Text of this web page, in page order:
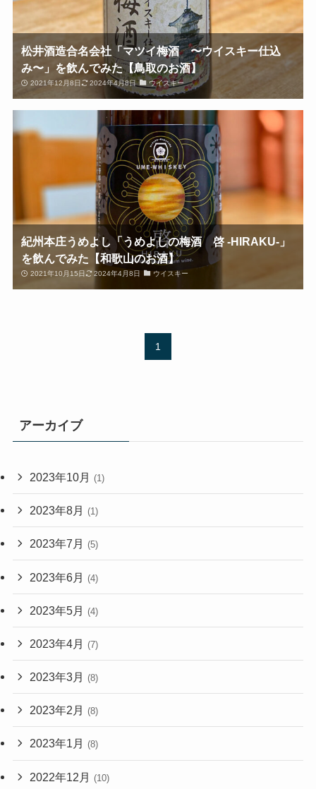
松井酒造合名会社「マツイ梅酒 〜ウイスキー仕込
み〜」を飲んでみた【鳥取のお酒】
2021年12月8日 2024年4月8日 ウイスキー
紀州本庄うめよし「うめよしの梅酒 啓 -HIRAKU-」
を飲んでみた【和歌山のお酒】
2021年10月15日 2024年4月8日 ウイスキー
1
アーカイブ
2023年10月 (1)
2023年8月 (1)
2023年7月 (5)
2023年6月 (4)
2023年5月 (4)
2023年4月 (7)
2023年3月 (8)
2023年2月 (8)
2023年1月 (8)
2022年12月 (10)